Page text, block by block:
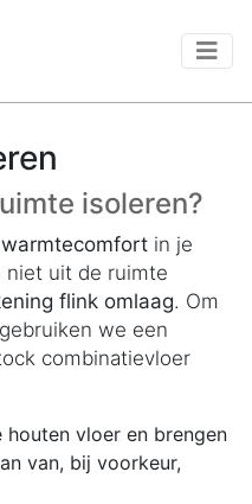
isoleren?
warmtecomfort in je
niet uit de ruimte
flink omlaag. Om
we een
combinatievloer
vloer en brengen
van, bij voorkeur,